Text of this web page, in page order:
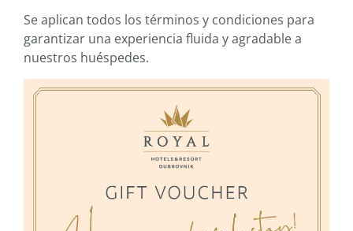
Se aplican todos los términos y condiciones para
garantizar una experiencia fluida y agradable a
nuestros huéspedes.